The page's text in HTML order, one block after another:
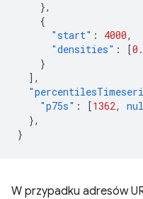
},
{
"start" : 4000,
"densities" : [
}
],
"p75s" : [1362,
},
}
W przypadku adresów